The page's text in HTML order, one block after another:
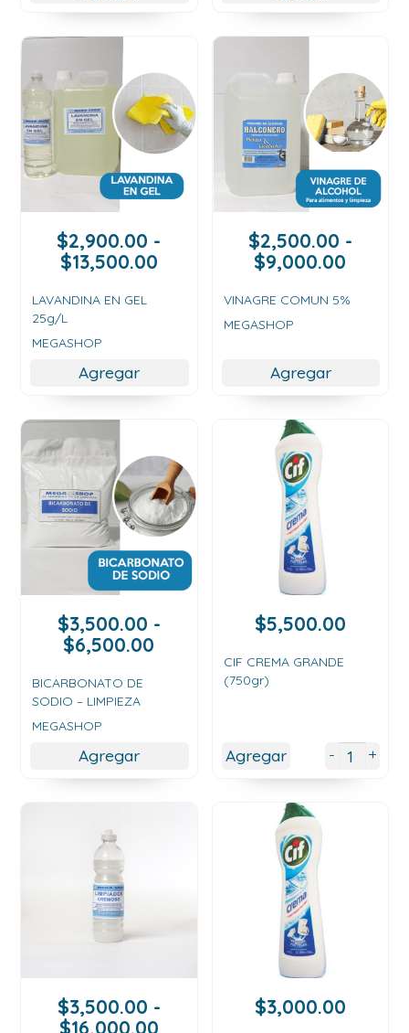
$2,900.00 -
$13,500.00Rango
precios:
LAVANDINA EN GEL
25g/L
MEGASHOP
Agregar
$2,500.00 -
$9,000.00
VINAGRE COMUN 5%
MEGASHOP
Agregar
$3,500.00 -
$6,500.00
precios:
$6,500.00
BICARBONATO DE
SODIO – LIMPIEZA
MEGASHOP
Agregar
$5,500.00
CIF CREMA GRANDE
(750gr)
Agregar - +
$3,500.00 -
$16,000.00Rango
$3,000.00